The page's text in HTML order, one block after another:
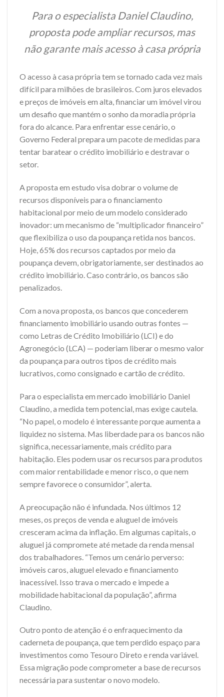
Para o especialista Daniel Claudino,
proposta pode ampliar recursos, mas
não garante mais acesso à casa própria
O acesso à casa própria tem se tornado cada vez mais
difícil para milhões de brasileiros. Com juros elevados
e preços de imóveis em alta, financiar um imóvel virou
um desafio que mantém o sonho da moradia própria
fora do alcance. Para enfrentar esse cenário, o
Governo Federal prepara um pacote de medidas para
tentar baratear o crédito imobiliário e destravar o
setor.
A proposta em estudo visa dobrar o volume de
recursos disponíveis para o financiamento
habitacional por meio de um modelo considerado
inovador: um mecanismo de “multiplicador financeiro”
que flexibiliza o uso da poupança retida nos bancos.
Hoje, 65% dos recursos captados por meio da
poupança devem, obrigatoriamente, ser destinados ao
crédito imobiliário. Caso contrário, os bancos são
penalizados.
Com a nova proposta, os bancos que concederem
financiamento imobiliário usando outras fontes —
como Letras de Crédito Imobiliário (LCI) e do
Agronegócio (LCA) — poderiam liberar o mesmo valor
da poupança para outros tipos de crédito mais
lucrativos, como consignado e cartão de crédito.
Para o especialista em mercado imobiliário Daniel
Claudino, a medida tem potencial, mas exige cautela.
“No papel, o modelo é interessante porque aumenta a
liquidez no sistema. Mas liberdade para os bancos não
significa, necessariamente, mais crédito para
habitação. Eles podem usar os recursos para produtos
com maior rentabilidade e menor risco, o que nem
sempre favorece o consumidor”, alerta.
A preocupação não é infundada. Nos últimos 12
meses, os preços de venda e aluguel de imóveis
cresceram acima da inflação. Em algumas capitais, o
aluguel já compromete até metade da renda mensal
dos trabalhadores. “Temos um cenário perverso:
imóveis caros, aluguel elevado e financiamento
inacessível. Isso trava o mercado e impede a
mobilidade habitacional da população”, afirma
Claudino.
Outro ponto de atenção é o enfraquecimento da
caderneta de poupança, que tem perdido espaço para
investimentos como Tesouro Direto e renda variável.
Essa migração pode comprometer a base de recursos
necessária para sustentar o novo modelo.